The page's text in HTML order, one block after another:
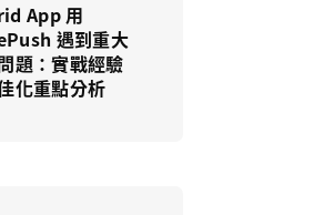
App 用
遇到重大
題：實戰經驗
化重點分析